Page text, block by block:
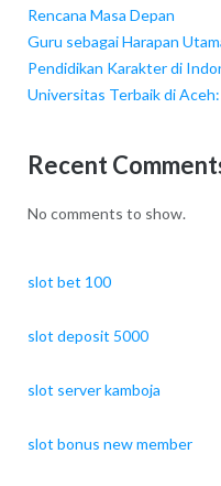
Rencana Masa Depan
Guru sebagai Harapan
Pendidikan Karakter di
Universitas Terbaik di
Recent
No comments to show.
slot bet 100
slot deposit 5000
slot server kamboja
slot bonus new member